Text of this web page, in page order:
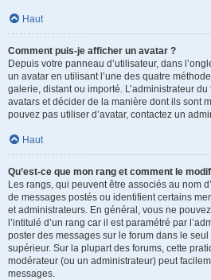
Haut
Comment puis-je afficher un avatar ?
Depuis votre panneau d’utilisateur, dans
un avatar en utilisant l’une des quatre
galerie, distant ou importé. L’administrateur
avatars et décider de la manière dont ils sont
pouvez pas utiliser d’avatar, contactez un
Haut
Qu’est-ce que mon rang et comment le
Les rangs, qui peuvent être associés au nom
de messages postés ou identifient certains
et administrateurs. En général, vous ne
l’intitulé d’un rang car il est paramétré par
poster des messages sur le forum dans le
supérieur. Sur la plupart des forums, cette
modérateur (ou un administrateur) peut
messages.